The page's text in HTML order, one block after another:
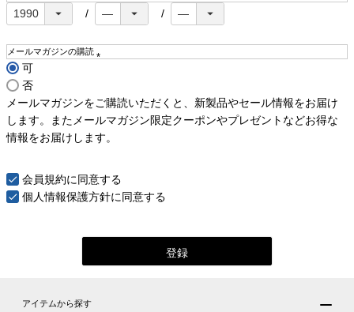
メールマガジンの購読
須
可
否
メールマガジンをご購読いただくと、新製品やセール情報をお届け
します。またメールマガジン限定クーポンやプレゼントなどお得な
情報をお届けします。
会員規約に同意する
個人情報保護方針に同意する
登録
アイテムから探す